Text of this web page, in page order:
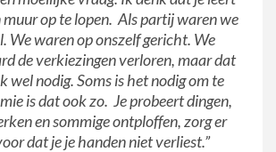
muur op te lopen. Als partij waren we
We waren op onszelf gericht. We
de verkiezingen verloren, maar dat
wel nodig. Soms is het nodig om te
is dat ook zo. Je probeert dingen,
en sommige ontploffen, zorg er
dat je je handen niet verliest.”